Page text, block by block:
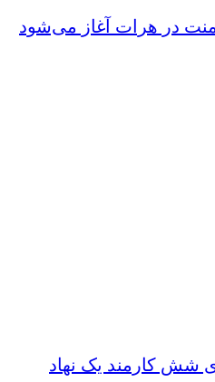
در هرات آغاز می‌شود
شش کارمند یک نهاد